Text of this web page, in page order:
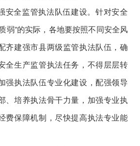
安全监管执法队伍建设。针对安全
弱”的实际，各地要按照不同安全风
齐建强市县两级监管执法队伍，确
全生产监管执法任务，不得层层转
强执法队伍专业化建设，配强领导
、培养执法骨干力量，加强专业执
费保障机制，尽快提高执法专业能